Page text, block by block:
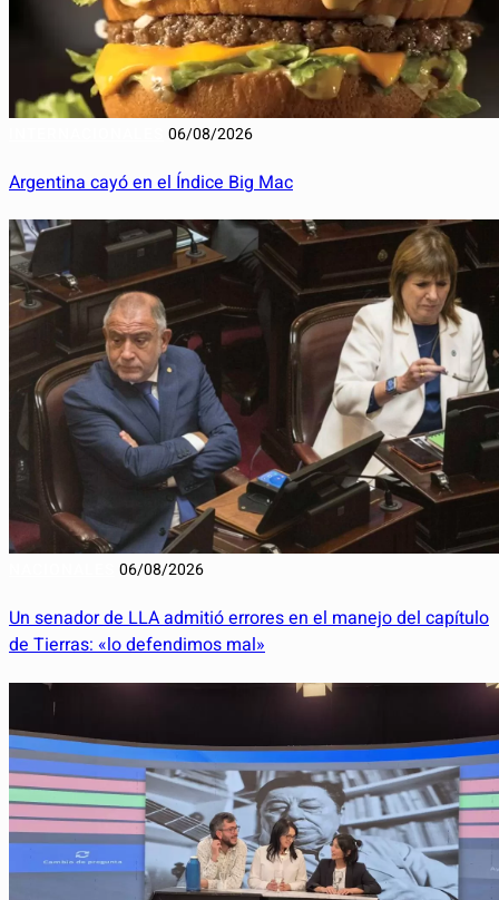
06/08/2026
Argentina cayó en el Índice Big Mac
06/08/2026
Un senador de LLA admitió errores en el manejo del capítulo
de Tierras: «lo defendimos mal»